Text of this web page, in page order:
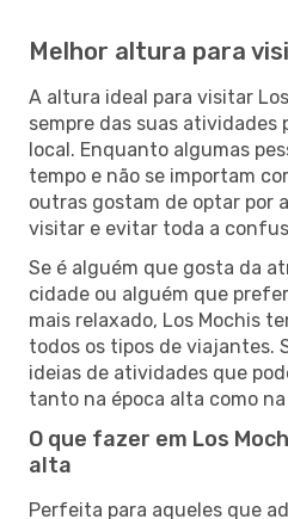
Melhor altura para
A altura ideal para visitar
sempre das suas atividades
local. Enquanto algumas
tempo e não se importam
outras gostam de optar por
visitar e evitar toda a
Se é alguém que gosta da
cidade ou alguém que
mais relaxado, Los Mochis
todos os tipos de viajantes.
ideias de atividades que
tanto na época alta como na
O que fazer em Los
alta
Perfeita para aqueles que